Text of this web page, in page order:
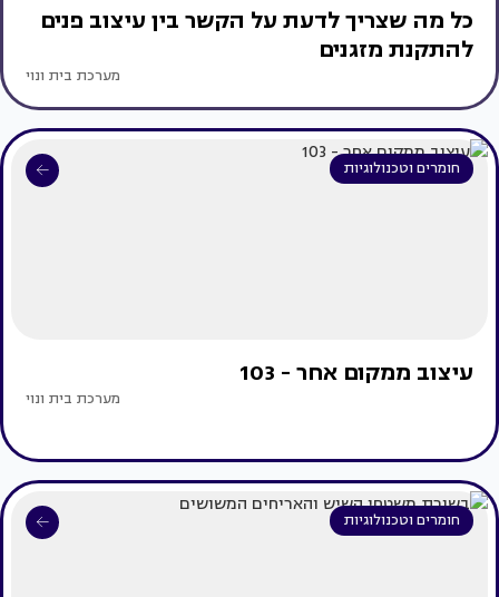
כל מה שצריך לדעת על הקשר בין עיצוב פנים
להתקנת מזגנים
מערכת בית ונוי
חומרים וטכנולוגיות
עיצוב ממקום אחר - 103
מערכת בית ונוי
חומרים וטכנולוגיות